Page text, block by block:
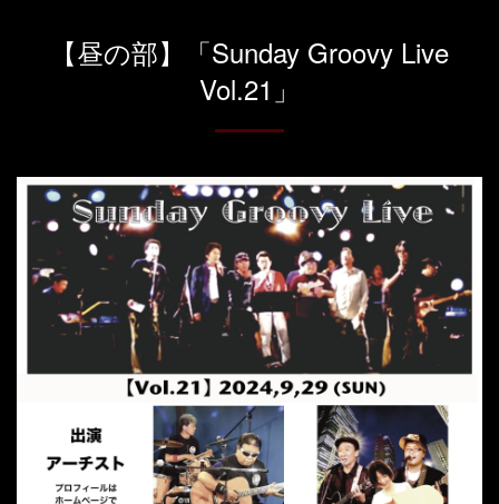
【昼の部】「Sunday Groovy Live
Vol.21」